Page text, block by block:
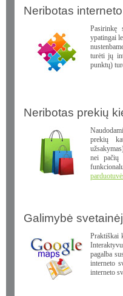
Neribotas
Pasirinkę
ypatingai
turėti jų
punktų)
Neribotas prekių
prekių
nei pačių
Galimybė
Praktiškai
pagalba
interneto
interneto